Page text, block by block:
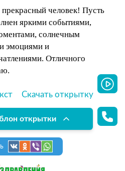
человек! Пусть
яркими событиями,
солнечным
эмоциями и
Отличного
Скачать открытку
открытки